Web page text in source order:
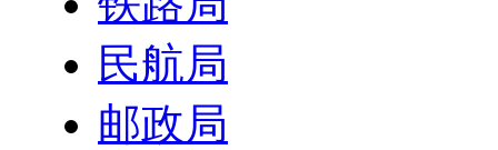
民航局
邮政局